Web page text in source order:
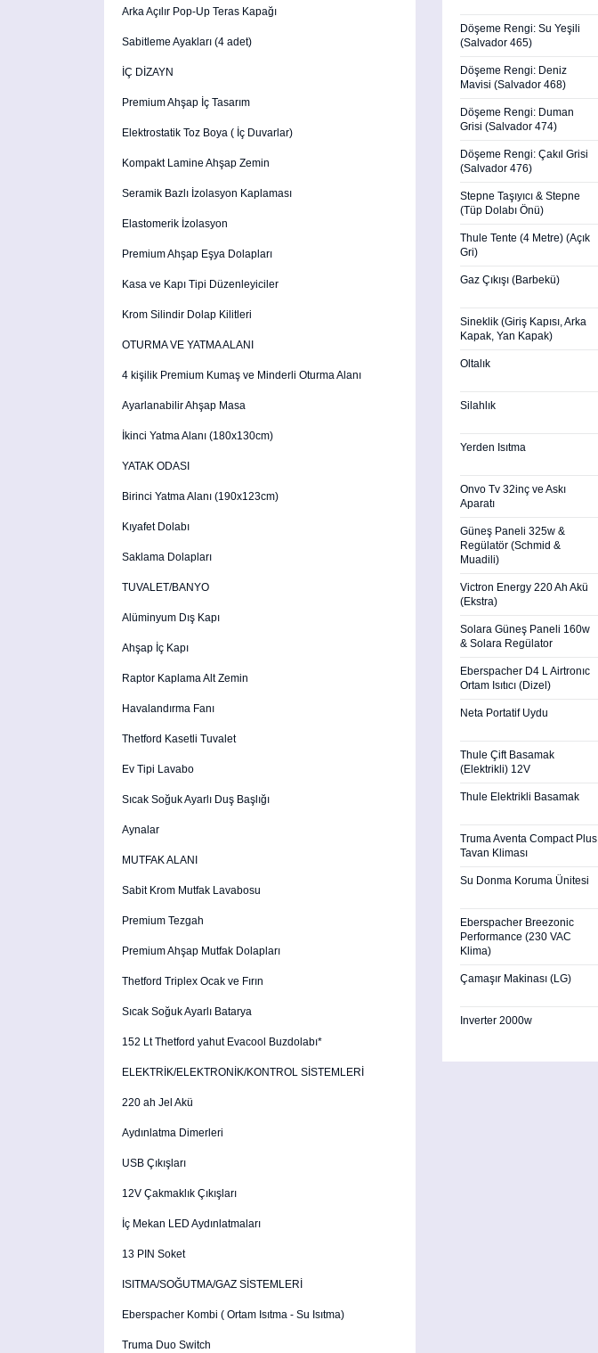
Arka Açılır Pop-Up Teras Kapağı
Sabitleme Ayakları (4 adet)
İÇ DİZAYN
Premium Ahşap İç Tasarım
Elektrostatik Toz Boya ( İç Duvarlar)
Kompakt Lamine Ahşap Zemin
Seramik Bazlı İzolasyon Kaplaması
Elastomerik İzolasyon
Premium Ahşap Eşya Dolapları
Kasa ve Kapı Tipi Düzenleyiciler
Krom Silindir Dolap Kilitleri
OTURMA VE YATMA ALANI
4 kişilik Premium Kumaş ve Minderli Oturma Alanı
Ayarlanabilir Ahşap Masa
İkinci Yatma Alanı (180x130cm)
YATAK ODASI
Birinci Yatma Alanı (190x123cm)
Kıyafet Dolabı
Saklama Dolapları
TUVALET/BANYO
Alüminyum Dış Kapı
Ahşap İç Kapı
Raptor Kaplama Alt Zemin
Havalandırma Fanı
Thetford Kasetli Tuvalet
Ev Tipi Lavabo
Sıcak Soğuk Ayarlı Duş Başlığı
Aynalar
MUTFAK ALANI
Sabit Krom Mutfak Lavabosu
Premium Tezgah
Premium Ahşap Mutfak Dolapları
Thetford Triplex Ocak ve Fırın
Sıcak Soğuk Ayarlı Batarya
152 Lt Thetford yahut Evacool Buzdolabı*
ELEKTRİK/ELEKTRONİK/KONTROL SİSTEMLERİ
220 ah Jel Akü
Aydınlatma Dimerleri
USB Çıkışları
12V Çakmaklık Çıkışları
İç Mekan LED Aydınlatmaları
13 PIN Soket
ISITMA/SOĞUTMA/GAZ SİSTEMLERİ
Eberspacher Kombi ( Ortam Isıtma - Su Isıtma)
Truma Duo Switch
Döşeme Rengi: Su Yeşili
(Salvador 465)
Döşeme Rengi: Deniz
Mavisi (Salvador 468)
Döşeme Rengi: Duman
Grisi (Salvador 474)
Döşeme Rengi: Çakıl Grisi
(Salvador 476)
Stepne Taşıyıcı & Stepne
(Tüp Dolabı Önü)
Thule Tente (4 Metre) (Açık
Gri)
Gaz Çıkışı (Barbekü)
Sineklik (Giriş Kapısı, Arka
Kapak, Yan Kapak)
Oltalık
Silahlık
Yerden Isıtma
Onvo Tv 32inç ve Askı
Aparatı
Güneş Paneli 325w &
Regülatör (Schmid &
Muadili)
Victron Energy 220 Ah Akü
(Ekstra)
Solara Güneş Paneli 160w
& Solara Regülator
Eberspacher D4 L Airtronıc
Ortam Isıtıcı (Dizel)
Neta Portatif Uydu
Thule Çift Basamak
(Elektrikli) 12V
Thule Elektrikli Basamak
Truma Aventa Compact Plus
Tavan Kliması
Su Donma Koruma Ünitesi
Eberspacher Breezonic
Performance (230 VAC
Klima)
Çamaşır Makinası (LG)
Inverter 2000w